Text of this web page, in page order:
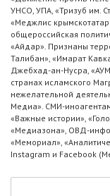
УНСО, УПА, «Тризуб им.
«Меджлис
общероссийская
«Айдар». Признаны
Талибан», «Имарат
Джебхад-ан-Нусра,
странах исламского
нежелательной
Медиа». СМИ-
«Важные истории»,
«Медиазона», ОВД-
«Мемориал»,
Instagram и Facebook